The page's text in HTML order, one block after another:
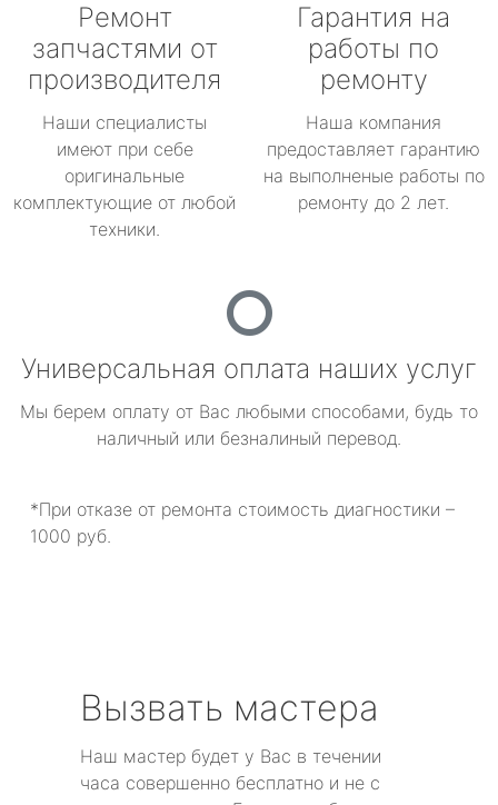
Ремонт
запчастями от
производителя
Наши специалисты
имеют при себе
оригинальные
комплектующие от любой
техники.
Гарантия на
работы по
ремонту
Наша компания
предоставляет гарантию
на выполненые работы по
ремонту до 2 лет.
Универсальная оплата наших услуг
Мы берем оплату от Вас любыми способами, будь то
наличный или безналиный перевод.
*При отказе от ремонта стоимость диагностики –
1000 руб.
Вызвать мастера
Наш мастер будет у Вас в течении
часа совершенно бесплатно и не с